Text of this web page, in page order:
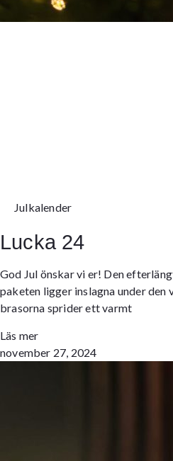
Julkalender
Lucka 24
God Jul önskar vi er! Den
paketen ligger inslagna under den
brasorna sprider ett varmt
Läs mer
november 27, 2024